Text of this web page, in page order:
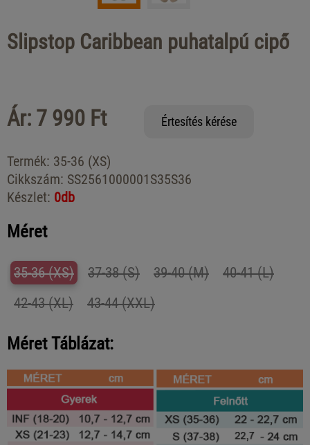
Slipstop Caribbean puhatalpú cipő
Ár: 7 990 Ft Értesítés kérése
Termék: 35-36 (XS)
Cikkszám: SS2561000001S35S36
Készlet: 0db
Méret
35-36 (XS) 37-38 (S) 39-40 (M)
40-41 (L)
42-43 (XL)
43-44 (XXL)
Méret Táblázat: